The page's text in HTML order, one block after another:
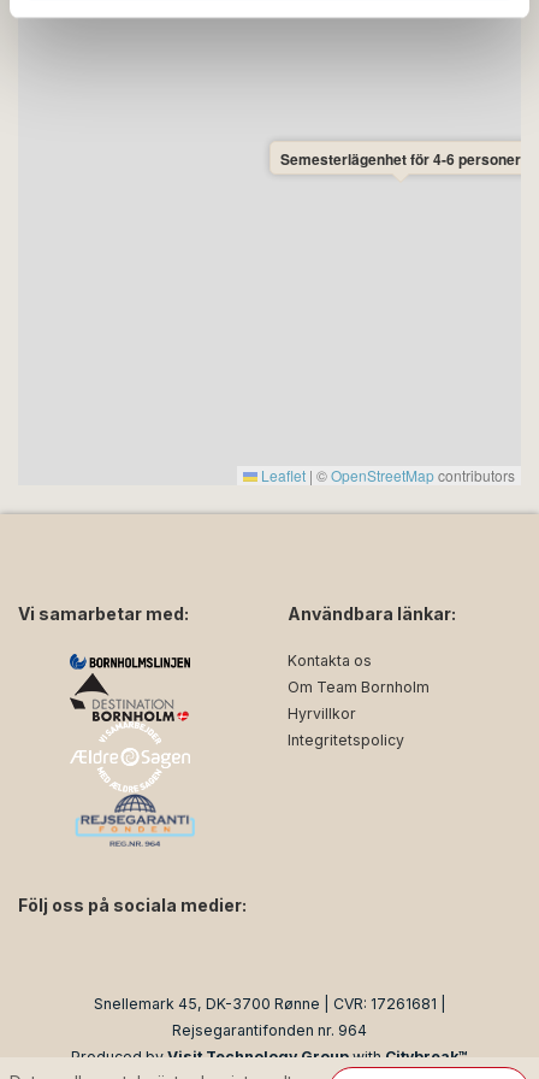
• Avstånd till shopping: Ca 200 meter till Brugsen i
Semesterlägenhet för 4-6 personer
Leaflet | ©OpenStreetMapcontributors
Vi samarbetar med:
Följ oss på sociala medier:
Användbara länkar:
Kontakta os
Om Team Bornholm
Hyrvillkor
Integritetspolicy
Snellemark 45, DK-3700 Rønne | CVR: 17261681 |
Rejsegarantifonden nr. 964
Produced by Visit Technology Group with Citybreak™